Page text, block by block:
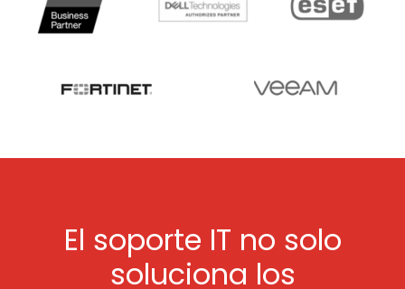
El soporte IT no solo
soluciona los